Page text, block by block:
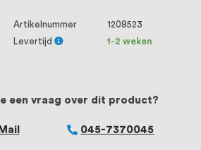
een vraag over dit product?
Mail 045-7370045
Artikelnummer
1208523
Levertijd
1-2 weken